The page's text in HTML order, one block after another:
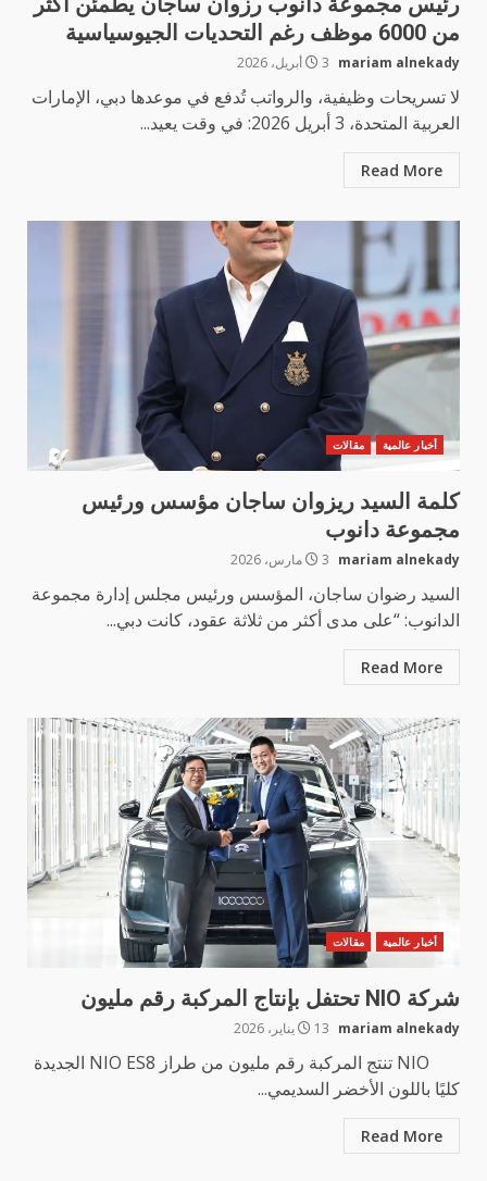
من 6000 موظف رغم التحديات الجيوسياسية
mariam alnekady 3 أبريل، 2026
لا تسريحات وظيفية، والرواتب تُدفع في موعدها دبي، الإمارات
العربية المتحدة، 3 أبريل 2026: في وقت يعيد...
Read More
أخبار عالمية مقالات
كلمة السيد ريزوان ساجان مؤسس ورئيس
مجموعة دانوب
mariam alnekady 3 مارس، 2026
السيد رضوان ساجان، المؤسس ورئيس مجلس إدارة مجموعة
الدانوب: “على مدى أكثر من ثلاثة عقود، كانت دبي...
Read More
أخبار عالمية مقالات
شركة NIO تحتفل بإنتاج المركبة رقم مليون
mariam alnekady 13 يناير، 2026
NIO تنتج المركبة رقم مليون من طراز NIO ES8 الجديدة
كليًا باللون الأخضر السديمي...
Read More